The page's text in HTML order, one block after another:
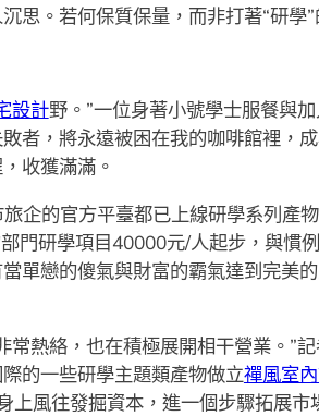
思。若何保質保量，而非打著“研學
設計野。”一位身著小號學士服餐與
者，將永遠被困在我的咖啡館裡，
收獲滿滿。
企的官方平臺都已上線研學系列產
門研學項目40000元/人起步，與慣
單戀的傻氣與財富的霸氣達到完美
常熱絡，也在積極展開相干營業。”
的一些研學主題類產物做立禪風室
上風往發掘資本，進一個步驟拓展